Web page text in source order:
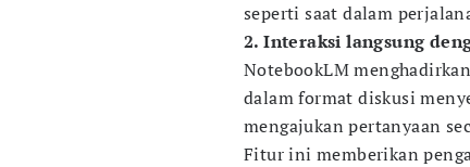
seperti saat dalam
2. Interaksi langsung
NotebookLM
dalam format diskusi
mengajukan pertanyaan
Fitur ini memberikan